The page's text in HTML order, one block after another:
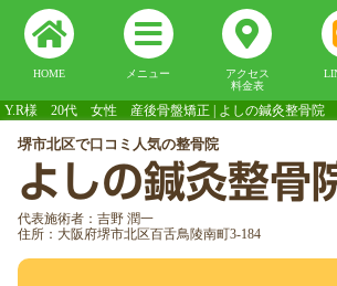
Y.R様 20代 女性 産後骨盤矯正 | よしの鍼灸整骨院
HOME メニュー
アクセス
料金表
堺市北区で口コミ人気の整骨院
よしの鍼灸整骨
代表施術者：吉野 潤一
住所：大阪府堺市北区百舌鳥陵南町3-184